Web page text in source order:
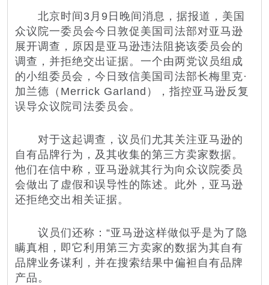
北京时间3月9日晚间消息，据报道，美国
众议院一委员会今日敦促美国司法部对亚马逊
展开调查，原因是亚马逊违法阻挠该委员会的
调查，并拒绝交出证据。一个由两党议员组成
的小组委员会，今日致信美国司法部长梅里克·
加兰德（Merrick Garland），指控亚马逊反复
误导众议院司法委员会。
对于这起调查，议员们尤其关注亚马逊的
自有品牌行为，及其收集的第三方卖家数据。
他们在信中称，亚马逊就其行为向众议院委员
会做出了虚假和误导性的陈述。此外，亚马逊
还拒绝交出相关证据。
议员们还称：“亚马逊这样做似乎是为了隐
瞒真相，即它利用第三方卖家的数据为其自有
品牌业务谋利，并在搜索结果中偏袒自有品牌
产品。